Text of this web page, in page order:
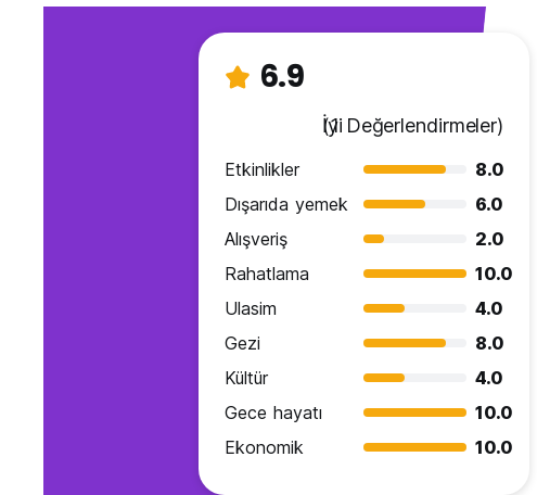
6.9
İyi
(1 Değerlendirmeler)
Etkinlikler
8.0
Dışarıda yemek
6.0
Alışveriş
2.0
Rahatlama
10.0
Ulasim
4.0
Gezi
8.0
Kültür
4.0
Gece hayatı
10.0
Ekonomik
10.0